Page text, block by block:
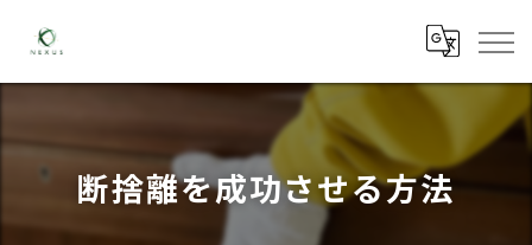
断捨離を成功させる方法